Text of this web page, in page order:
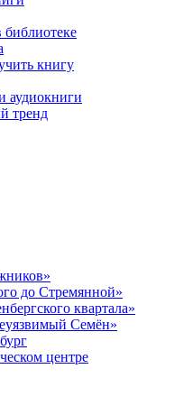
библиотеке
книгу
аудиокниги
тренд
до Стремянной»
квартала»
Семён»
центре